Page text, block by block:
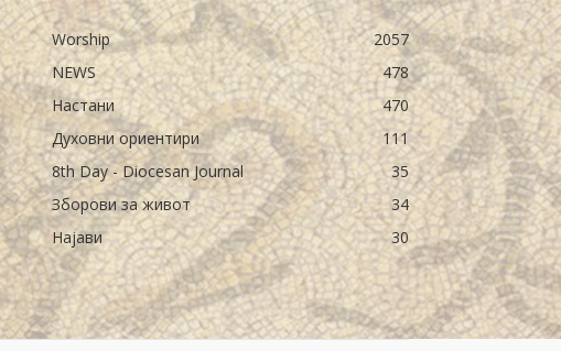
Worship
2057
NEWS
478
Настани
470
Духовни ориентири
111
8th Day - Diocesan Journal
35
Зборови за живот
34
Најави
30